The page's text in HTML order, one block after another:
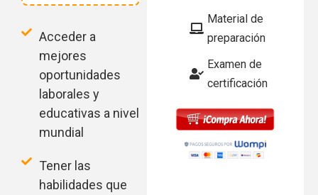
Acceder a
mejores
oportunidades
laborales y
educativas a nivel
mundial
Tener las
habilidades que
Material de
preparación
Examen de
certificación